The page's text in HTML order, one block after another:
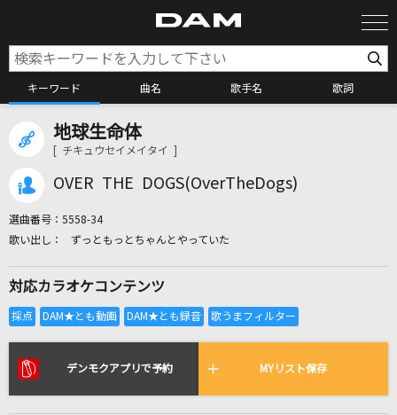
キーワード 曲名 歌手名 歌詞
カラオケ店舗検索
全国りれき
リアルタイムで歌われている曲の一覧
地球生命体
[ チキュウセイメイタイ ]
OVER THE DOGS(OverTheDogs)
選曲番号： 5558-34
ずっともっとちゃんとやっていた
対応カラオケコンテンツ
デンモクアプリで予約 MYリスト保存